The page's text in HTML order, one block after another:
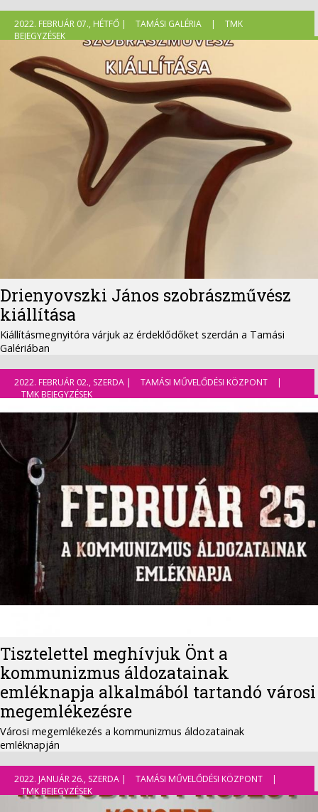
2022. FEBRUÁR 07., HÉTFŐ | TAMÁSI GALÉRIA |
TMK
BEJEGYZÉSEK
Drienyovszki János szobrászművész
kiállítása
Kiállításmegnyitóra várjuk az érdeklődőket szerdán a Tamási
Galériában
2022. FEBRUÁR 02., SZERDA | TAMÁSI MŰVELŐDÉSI KÖZPONT
|
TMK BEJEGYZÉSEK
Tisztelettel meghívjuk Önt a
kommunizmus áldozatainak
emléknapja alkalmából tartandó városi
megemlékezésre
Városi megemlékezés a kommunizmus áldozatainak
emléknapján
2022. JANUÁR 26., SZERDA | TAMÁSI MŰVELŐDÉSI KÖZPONT
|
TMK BEJEGYZÉSEK